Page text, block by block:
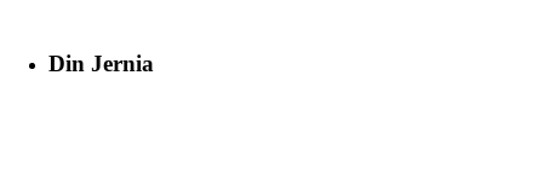
Din Jernia